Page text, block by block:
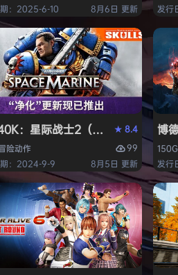
：2025-6-10
8月6日 更新
发行
Creed Black Flag
：星际战士2（Warhammer
★ 8.4
险动作
99
：2024-9-9
8月5日 更新
博
发行